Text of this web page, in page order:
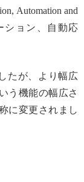
Automation and
ション、自動応
たが、より幅広
う機能の幅広さ
に変更されまし